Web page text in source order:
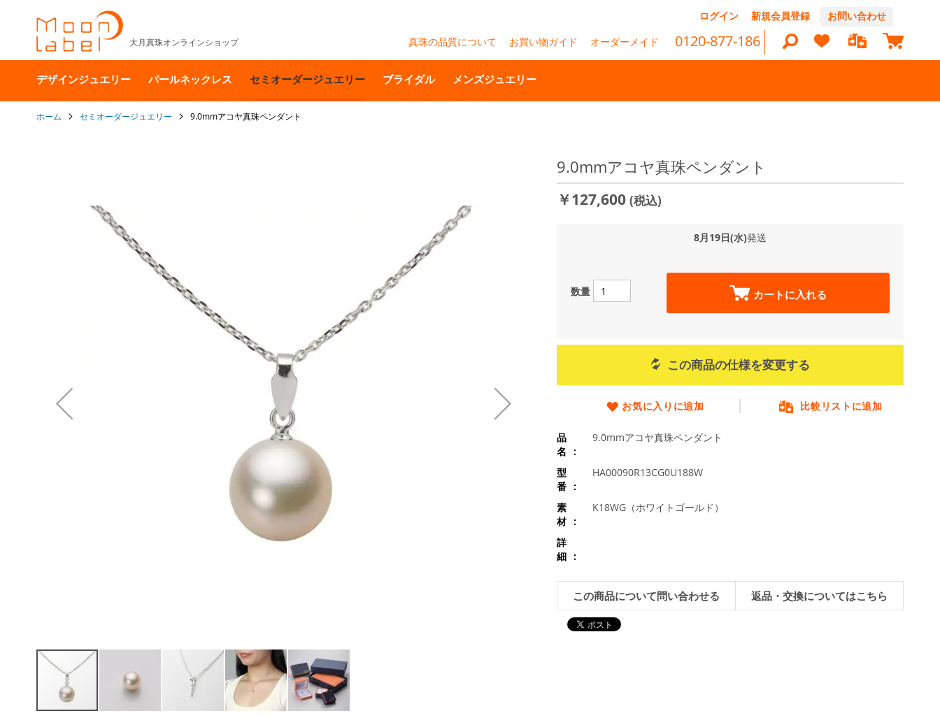
テ
ン
ツ
ログイン 新規会員登録 お問い合わせ
大月真珠オンラインショップ 真珠の品質について お買い物ガイド オーダーメイド 0120-877-186 マイカ
デザインジュエリー パールネックレス セミオーダージュエリー ブライダル メンズジュエリー
ホーム セミオーダージュエリー 9.0mmアコヤ真珠ペンダント
9.0mmアコヤ真珠ペンダント
￥127,600 (税込)
8月19日(水)発送
数量 カートに入れる
この商品の仕様を変更する
お気に入りに追加 比較リストに追加
品
名
9.0mmアコヤ真珠ペンダント
型
番
HA00090R13CG0U188W
素
材
K18WG（ホワイトゴールド）
詳
細
この商品について問い合わせる 返品・交換についてはこちら